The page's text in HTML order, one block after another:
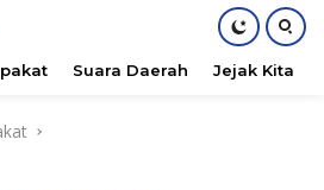
Suara Daerah Jejak Kita